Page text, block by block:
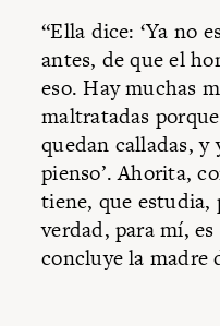
“Ella dice: ‘Ya no
antes, de que el
eso. Hay muchas
maltratadas
quedan calladas, y
pienso’. Ahorita,
tiene, que estudia,
verdad, para mí,
concluye la madre